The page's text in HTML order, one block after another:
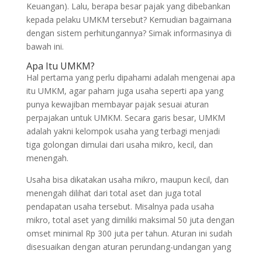
Keuangan). Lalu, berapa besar pajak yang dibebankan
kepada pelaku UMKM tersebut? Kemudian bagaimana
dengan sistem perhitungannya? Simak informasinya di
bawah ini.
Apa Itu UMKM?
Hal pertama yang perlu dipahami adalah mengenai apa
itu UMKM, agar paham juga usaha seperti apa yang
punya kewajiban membayar pajak sesuai aturan
perpajakan untuk UMKM. Secara garis besar, UMKM
adalah yakni kelompok usaha yang terbagi menjadi
tiga golongan dimulai dari usaha mikro, kecil, dan
menengah.
Usaha bisa dikatakan usaha mikro, maupun kecil, dan
menengah dilihat dari total aset dan juga total
pendapatan usaha tersebut. Misalnya pada usaha
mikro, total aset yang dimiliki maksimal 50 juta dengan
omset minimal Rp 300 juta per tahun. Aturan ini sudah
disesuaikan dengan aturan perundang-undangan yang